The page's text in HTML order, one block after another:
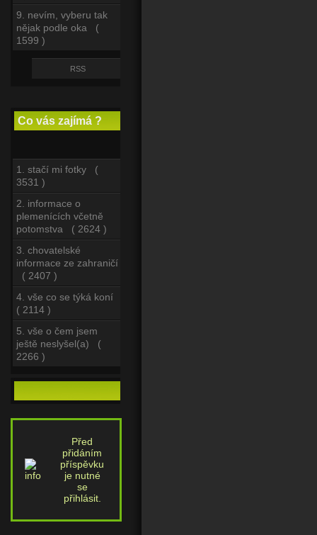
9. nevím, vyberu tak
nějak podle oka (
1599 )
RSS
Co vás zajímá ?
1. stačí mi fotky (
3531 )
2. informace o
plemenících včetně
potomstva ( 2624 )
3. chovatelské
informace ze zahraničí
( 2407 )
4. vše co se týká koní
( 2114 )
5. vše o čem jsem
ještě neslyšel(a) (
2266 )
Před
přidáním
příspěvku
je nutné
se
přihlásit.